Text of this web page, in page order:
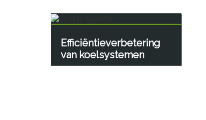
Efficiëntieverbetering
van koelsystemen